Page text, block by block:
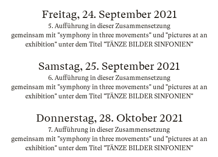
Freitag, 24. September 2021
5. Aufführung in dieser Zusammensetzung
gemeinsam mit "symphony in three movements" und "pictures at an
exhibition" unter dem Titel "TÄNZE BILDER SINFONIEN"
Samstag, 25. September 2021
6. Aufführung in dieser Zusammensetzung
gemeinsam mit "symphony in three movements" und "pictures at an
exhibition" unter dem Titel "TÄNZE BILDER SINFONIEN"
Donnerstag, 28. Oktober 2021
7. Aufführung in dieser Zusammensetzung
gemeinsam mit "symphony in three movements" und "pictures at an
exhibition" unter dem Titel "TÄNZE BILDER SINFONIEN"